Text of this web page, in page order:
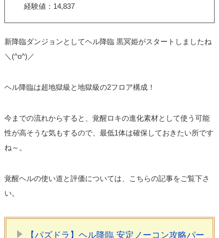
経験値：14,837
新降臨ダンジョンとしてヘル降臨 黒冥姫がスタートしましたね
＼(^o^)／
ヘル降臨は超地獄級と地獄級の2フロア構成！
今までの流れからすると、覚醒ロキの進化素材として使う可能
性が高そうな気もするので、最低1体は確保しておきたい所です
ね～。
覚醒ヘルの使い道と評価については、こちらの記事をご覧下さ
い。
【パズドラ】ヘル降臨 安定ノーコン攻略パー